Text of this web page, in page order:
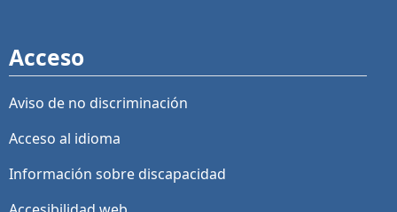
Acceso
Aviso de no discriminación
Acceso al idioma
Información sobre discapacidad